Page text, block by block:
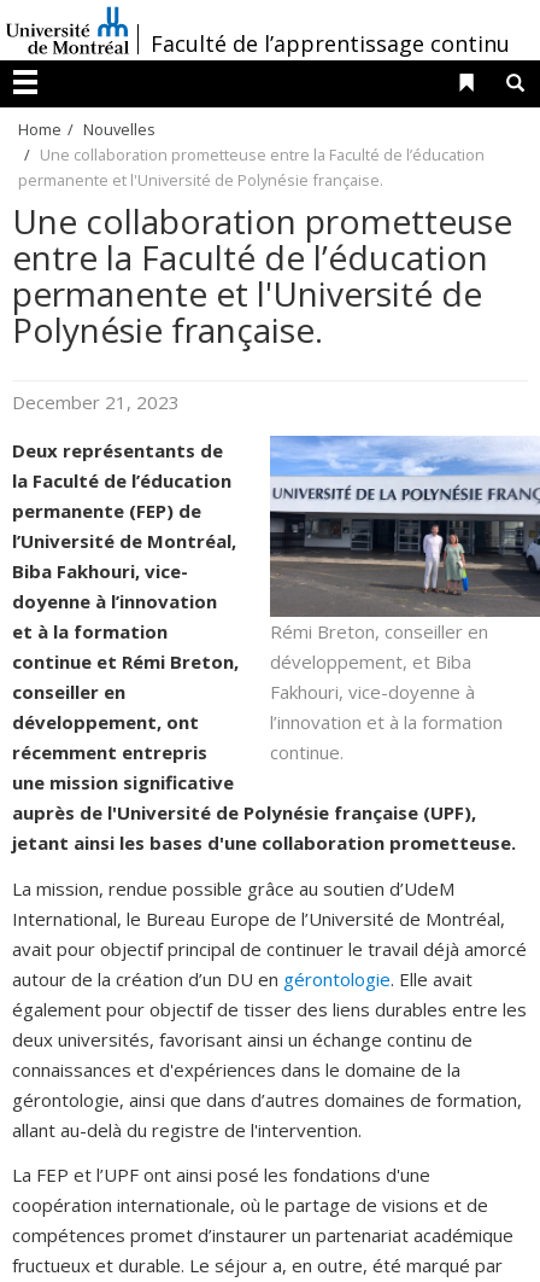
au
contenu
/Faculté de l’apprentissage continu
Menu
Liens
Home
Nouvelles
Une collaboration prometteuse entre la Faculté de l’éducation
permanente et l'Université de Polynésie française.
Une collaboration prometteuse
entre la Faculté de l’éducation
permanente et l'Université de
Polynésie française.
December 21, 2023
Rémi Breton, conseiller en
développement, et Biba
Fakhouri, vice-doyenne à
l’innovation et à la formation
continue.
Deux représentants de
la Faculté de l’éducation
permanente (FEP) de
l’Université de Montréal,
Biba Fakhouri, vice-
doyenne à l’innovation
et à la formation
continue et Rémi Breton,
conseiller en
développement, ont
récemment entrepris
une mission significative
auprès de l'Université de Polynésie française (UPF),
jetant ainsi les bases d'une collaboration prometteuse.
La mission, rendue possible grâce au soutien d’UdeM
International, le Bureau Europe de l’Université de Montréal,
avait pour objectif principal de continuer le travail déjà amorcé
autour de la création d’un DU en gérontologie. Elle avait
également pour objectif de tisser des liens durables entre les
deux universités, favorisant ainsi un échange continu de
connaissances et d'expériences dans le domaine de la
gérontologie, ainsi que dans d’autres domaines de formation,
allant au-delà du registre de l'intervention.
La FEP et l’UPF ont ainsi posé les fondations d'une
coopération internationale, où le partage de visions et de
compétences promet d’instaurer un partenariat académique
fructueux et durable. Le séjour a, en outre, été marqué par